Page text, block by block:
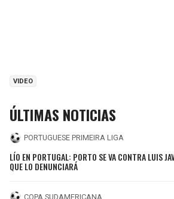
VIDEO
ÚLTIMAS NOTICIAS
PORTUGUESE PRIMEIRA LIGA
LÍO EN PORTUGAL: PORTO SE VA CONTRA LUIS
QUE LO DENUNCIARÁ
COPA SUDAMERICANA